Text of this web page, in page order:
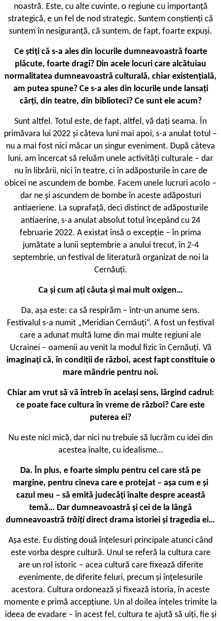
noastră. Este, cu alte cuvinte, o regiune cu importanță
strategică, e un fel de nod strategic. Suntem conștienți că
suntem în nesiguranță, că suntem, de fapt, foarte expuși.
Ce știți că s-a ales din locurile dumneavoastră foarte
plăcute, foarte dragi? Din acele locuri care alcătuiau
normalitatea dumneavoastră culturală, chiar existențială,
am putea spune? Ce s-a ales din locurile unde lansați
cărți, din teatre, din biblioteci? Ce sunt ele acum?
Sunt altfel. Totul este, de fapt, altfel, vă dați seama. În
primăvara lui 2022 și câteva luni mai apoi, s-a anulat totul –
nu a mai fost nici măcar un singur eveniment. După câteva
luni, am încercat să reluăm unele activități culturale – dar
nu în librării, nici în teatre, ci în adăposturile în care de
obicei ne ascundem de bombe. Facem unele lucruri acolo –
dar ne și ascundem de bombe în aceste adăposturi
antiaeriene. La suprafață, deci distinct de adăposturile
antiaerine, s-a anulat absolut totul începând cu 24
februarie 2022. A existat însă o excepție – în prima
jumătate a lunii septembrie a anului trecut, în 2-4
septembrie, un festival de literatură organizat de noi la
Cernăuți.
Ca și cum ați căuta și mai mult oxigen…
Da, așa este: ca să respirăm – într-un anume sens.
Festivalul s-a numit „Meridian Cernăuți“. A fost un festival
care a adunat multă lume din mai multe regiuni ale
Ucrainei – oamenii au venit la modul fizic în Cernăuți. Vă
imaginați că, în condiții de război, acest fapt constituie o
mare mândrie pentru noi.
Chiar am vrut să vă întreb în același sens, lărgind cadrul:
ce poate face cultura în vreme de război? Care este
puterea ei?
Nu este nici mică, dar nici nu trebuie să lucrăm cu idei din
acestea înalte, cu idealisme…
Da. În plus, e foarte simplu pentru cel care stă pe
margine, pentru cineva care e protejat – așa cum e și
cazul meu – să emită judecăți înalte despre această
temă… Dar dumneavoastră și cei de la lângă
dumneavoastră trăiți direct drama istoriei și tragedia ei…
Așa este. Eu disting două înțelesuri principale atunci când
este vorba despre cultură. Unul se referă la cultura care
are un rol istoric – acea cultură care fixează diferite
evenimente, de diferite feluri, precum și înțelesurile
acestora. Cultura ordonează și fixează istoria, în aceste
momente e primă accepțiune. Un al doilea înțeles trimite la
ideea de evadare – în acest fel, cultura te ajută să uiți, fie și